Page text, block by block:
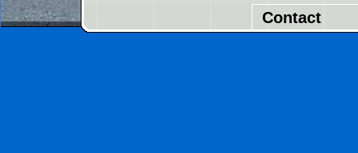
Contact